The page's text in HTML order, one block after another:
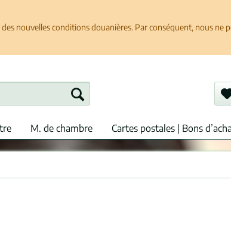
nouvelles conditions douanières. Par conséquent, nous
M. de chambre Cartes postales | Bons